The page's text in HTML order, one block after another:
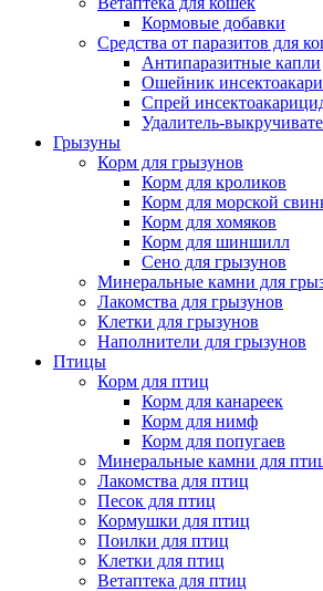
Кормовые добавки
Средства от паразитов для
Антипаразитные капли
Ошейник
Спрей
Удалитель-
Грызуны
Корм для грызунов
Корм для кроликов
Корм для морской
Корм для хомяков
Корм для шиншилл
Сено для грызунов
Минеральные камни для
Лакомства для грызунов
Клетки для грызунов
Наполнители для грызунов
Птицы
Корм для птиц
Корм для канареек
Корм для нимф
Корм для попугаев
Минеральные камни для
Лакомства для птиц
Песок для птиц
Кормушки для птиц
Поилки для птиц
Клетки для птиц
Ветаптека для птиц